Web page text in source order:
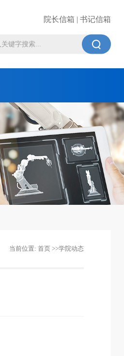
院长信箱 | 书记信箱

当前位置:首页 >>学院动态